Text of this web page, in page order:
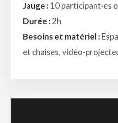
Jauge :10 participant·es
Durée :2h
Besoins et matériel :
et chaises, vidéo-